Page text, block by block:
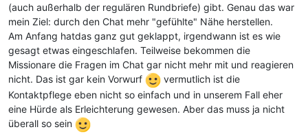
(auch außerhalb der regulären Rundbriefe) gibt. Genau das war
mein Ziel: durch den Chat mehr "gefühlte" Nähe herstellen.
Am Anfang hatdas ganz gut geklappt, irgendwann ist es wie
gesagt etwas eingeschlafen. Teilweise bekommen die
Missionare die Fragen im Chat gar nicht mehr mit und reagieren
nicht. Das ist gar kein Vorwurf
vermutlich ist die
Kontaktpflege eben nicht so einfach und in unserem Fall eher
eine Hürde als Erleichterung gewesen. Aber das muss ja nicht
überall so sein